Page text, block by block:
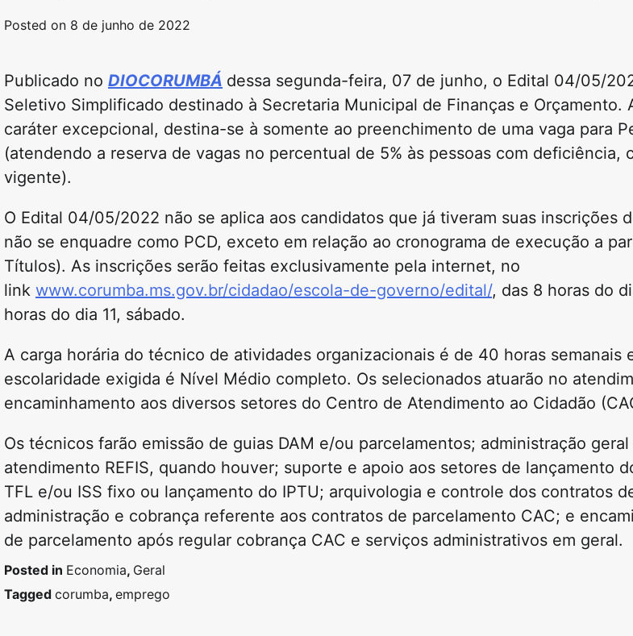
Posted on 8 de junho de 2022
Publicado no DIOCORUMBÁ dessa segunda-feira, 07 de junho, o Edital 04/05/
Seletivo Simplificado destinado à Secretaria Municipal de Finanças e Orçamento.
caráter excepcional, destina-se à somente ao preenchimento de uma vaga para
(atendendo a reserva de vagas no percentual de 5% às pessoas com deficiência,
vigente).
O Edital 04/05/2022 não se aplica aos candidatos que já tiveram suas inscrições
não se enquadre como PCD, exceto em relação ao cronograma de execução a
Títulos). As inscrições serão feitas exclusivamente pela internet, no
link www.corumba.ms.gov.br/cidadao/escola-de-governo/edital/, das 8 horas do
horas do dia 11, sábado.
A carga horária do técnico de atividades organizacionais é de 40 horas semanais
escolaridade exigida é Nível Médio completo. Os selecionados atuarão no
encaminhamento aos diversos setores do Centro de Atendimento ao Cidadão
Os técnicos farão emissão de guias DAM e/ou parcelamentos; administração
atendimento REFIS, quando houver; suporte e apoio aos setores de lançamento
TFL e/ou ISS fixo ou lançamento do IPTU; arquivologia e controle dos contratos
administração e cobrança referente aos contratos de parcelamento CAC; e
de parcelamento após regular cobrança CAC e serviços administrativos em geral.
Posted in Economia, Geral
Tagged corumba, emprego